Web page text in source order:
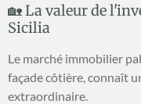
🏡 La valeur de
Sicilia
Le marché immobilier
façade côtière, connaît
extraordinaire.